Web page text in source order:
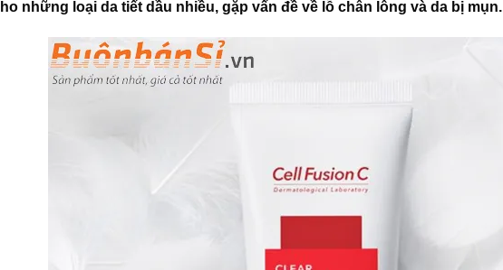
những loại da tiết dầu nhiều, gặp vấn đề về lỗ chân lông và da bị mụn.